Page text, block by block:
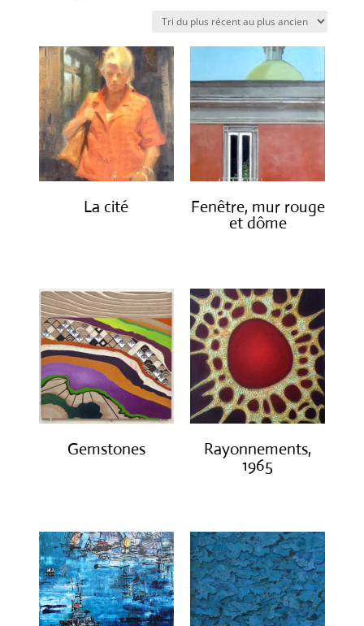
plus
récent
plus
ancien
La cité
Fenêtre, mur rouge
et dôme
Gemstones
Rayonnements,
1965